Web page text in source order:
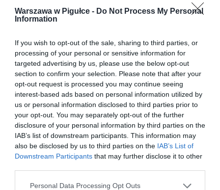
Warszawa w Pigułce - Do Not Process My Personal
Information
If you wish to opt-out of the sale, sharing to third parties, or
processing of your personal or sensitive information for
targeted advertising by us, please use the below opt-out
section to confirm your selection. Please note that after your
opt-out request is processed you may continue seeing
interest-based ads based on personal information utilized by
us or personal information disclosed to third parties prior to
your opt-out. You may separately opt-out of the further
disclosure of your personal information by third parties on the
IAB’s list of downstream participants. This information may
also be disclosed by us to third parties on the IAB’s List of
Downstream Participants that may further disclose it to other
Personal Data Processing Opt Outs